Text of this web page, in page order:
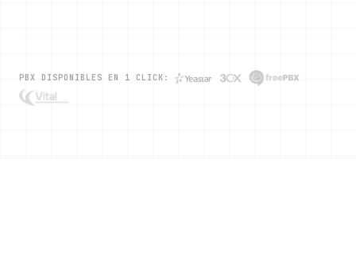
PBX DISPONIBLES EN 1 CLICK: